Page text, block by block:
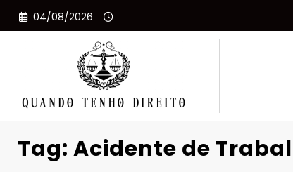
Pular
para
04/08/2026
Tag: Acidente de